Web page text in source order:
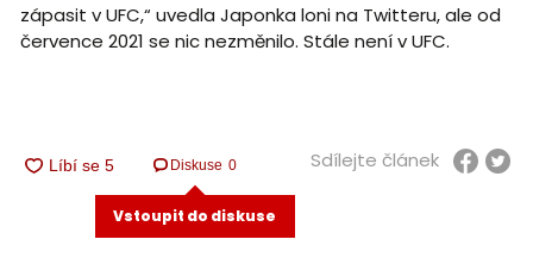
zápasit v UFC,“ uvedla Japonka loni na Twitteru, ale od
července 2021 se nic nezměnilo. Stále není v UFC.
Diskuse 0
Vstoupit do diskuse
Sdílejte článek